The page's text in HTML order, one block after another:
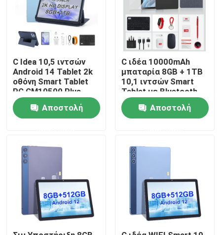
Βίντεο
Εμφάνιση VR
Σχετικά με εμάς
Γύρος εργοστασίων
επαφή
Ζητήστε ένα απόσπασμα
C Idea 10,5 ιντσών
Android 14 Tablet 2k
οθόνη Smart Tablet
PC CM10500 Plus
Μπλε
Αποστολή
C ιδέα 10000mAh
μπαταρία 8GB + 1TB
10,1 ιντσών Smart
Tablet με Bluetooth
πληκτρολόγιο
CM8800pLUS
Αποστολή